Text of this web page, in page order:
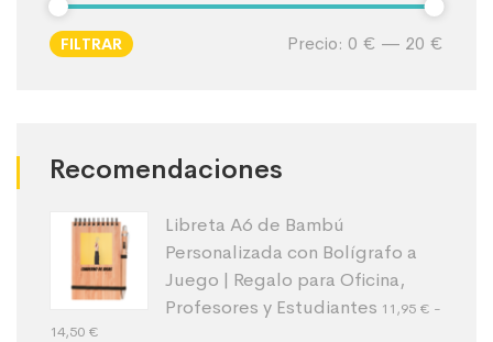
FILTRAR Precio: 0 € — 20 €
Recomendaciones
Libreta A6 de Bambú
Personalizada con Bolígrafo a
Juego | Regalo para Oficina,
Profesores y Estudiantes 11,95 € -
14,50 €